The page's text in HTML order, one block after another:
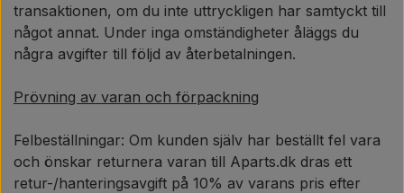
transaktionen, om du inte uttryckligen har samtyckt till
något annat. Under inga omständigheter åläggs du
några avgifter till följd av återbetalningen.
Prövning av varan och förpackning
Felbeställningar: Om kunden själv har beställt fel vara
och önskar returnera varan till Aparts.dk dras ett
retur-/hanteringsavgift på 10% av varans pris efter